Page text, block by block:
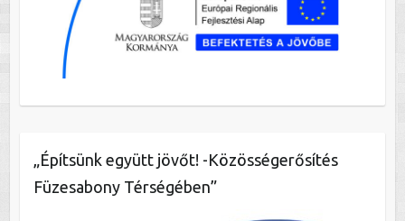
„Építsünk együtt jövőt! -Közösségerősítés
Füzesabony Térségében”